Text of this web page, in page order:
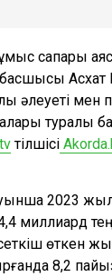
сапары
басшысы
әлеуеті мен
туралы
тілшісі
2023
миллиард
өткен
8,2